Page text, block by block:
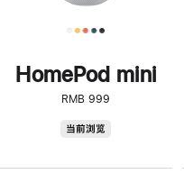
HomePod mini
RMB 999
当前浏览